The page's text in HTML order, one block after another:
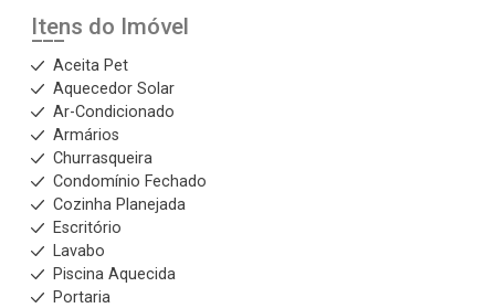
Itens do Imóvel
Aceita Pet
Aquecedor Solar
Ar-Condicionado
Armários
Churrasqueira
Condomínio Fechado
Cozinha Planejada
Escritório
Lavabo
Piscina Aquecida
Portaria